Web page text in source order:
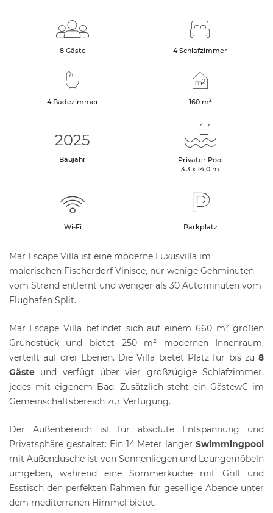
8 Gäste 4 Schlafzimmer
4 Badezimmer 160 m2
2025
Baujahr
Privater Pool
3.3 x 14.0 m
Wi-Fi Parkplatz
Mar Escape Villa ist eine moderne Luxusvilla im
malerischen Fischerdorf Vinisce, nur wenige Gehminuten
vom Strand entfernt und weniger als 30 Autominuten vom
Flughafen Split.
Mar Escape Villa befindet sich auf einem 660 m² großen
Grundstück und bietet 250 m² modernen Innenraum,
verteilt auf drei Ebenen. Die Villa bietet Platz für bis zu8
Gästeund verfügt über vier großzügige Schlafzimmer,
jedes mit eigenem Bad. Zusätzlich steht ein GästewC im
Gemeinschaftsbereich zur Verfügung.
Der Außenbereich ist für absolute Entspannung und
Privatsphäre gestaltet: Ein 14 Meter langerSwimmingpool
mit Außendusche ist von Sonnenliegen und Loungemöbeln
umgeben, während eine Sommerküche mit Grill und
Esstisch den perfekten Rahmen für gesellige Abende unter
dem mediterranen Himmel bietet.